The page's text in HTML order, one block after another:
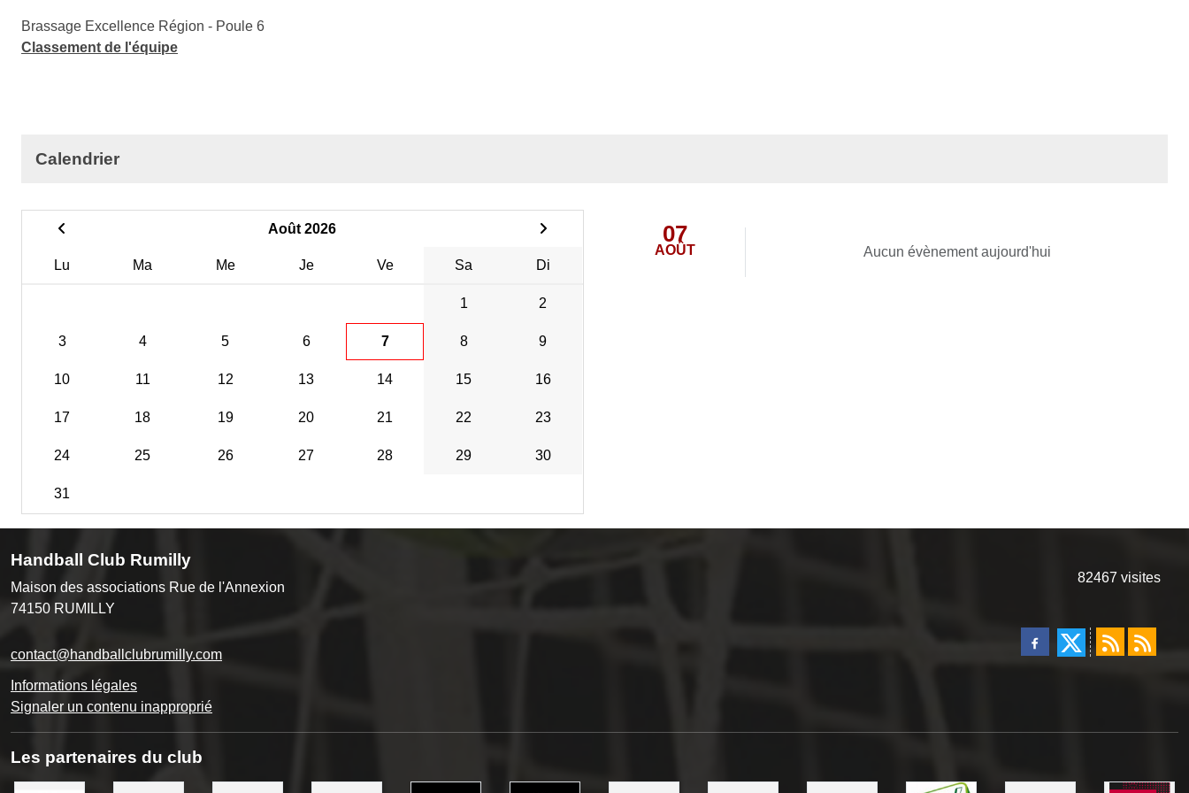
Brassage Excellence Région - Poule 6
Classement de l'équipe
Calendrier
Août 2026
Lu Ma Me Je Ve Sa Di
1 2
3 4 5 6 7 8 9
10 11 12 13 14 15 16
17 18 19 20 21 22 23
24 25 26 27 28 29 30
31
07
AOÛT Aucun évènement aujourd'hui
Handball Club Rumilly
Maison des associations Rue de l'Annexion
74150 RUMILLY
contact@handballclubrumilly.com
Informations légales
Signaler un contenu inapproprié
82467 visites
Les partenaires du club